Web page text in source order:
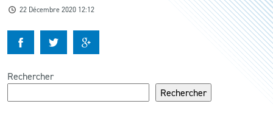
KIDS
22 Décembre 2020 12:12
Rechercher
Rechercher